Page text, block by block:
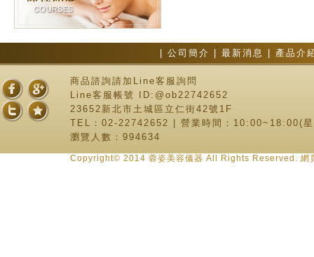
公司簡介 最新消息 產品介
商品諮詢請加Line客服詢問
Line客服帳號 ID:@ob22742652
23652新北市土城區立仁街42號1F
TEL：02-22742652 | 營業時間：10:00~18:00(星
瀏覽人數：994634
Copyright© 2014 蓉姿美容儀器 All Rights Reserved. 網